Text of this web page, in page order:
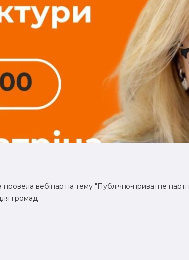
провела вебінар на тему "Публічно-приватне
громад